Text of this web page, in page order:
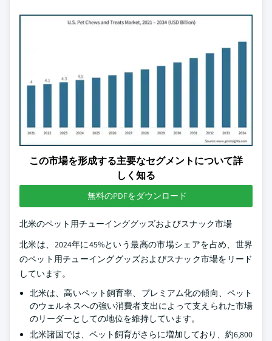
この市場を形成する主要なセグメントについて詳
しく知る
無料のPDFをダウンロード
北米のペット用チューインググッズおよびスナック市場
北米は、2024年に45%という最高の市場シェアを占め、世界
のペット用チューインググッズおよびスナック市場をリード
しています。
北米は、高いペット飼育率、プレミアム化の傾向、ペット
のウェルネスへの強い消費者支出によって支えられた市場
のリーダーとしての地位を維持しています。
北米諸国では、ペット飼育がさらに増加しており、約6,800